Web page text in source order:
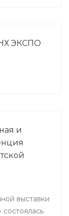
ЭКСПО
и
выставки